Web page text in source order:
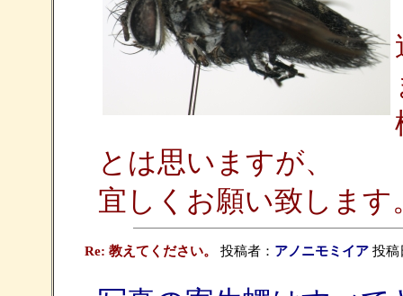
とは思いますが、
宜しくお願い致します
Re: 教えてください。 投稿者： アノニモミイア投稿